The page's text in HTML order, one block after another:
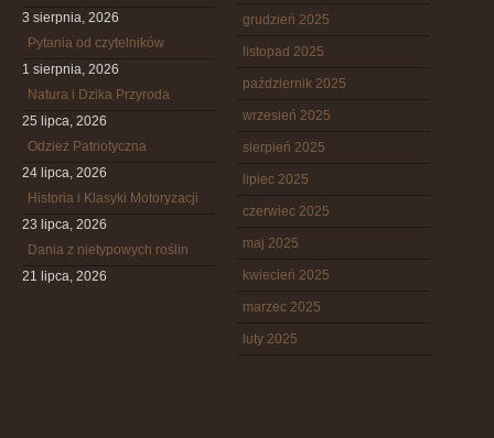
3 sierpnia, 2026
Pytania od czytelników
1 sierpnia, 2026
Natura i Dzika Przyroda
25 lipca, 2026
Odzież Patriotyczna
24 lipca, 2026
Historia i Klasyki Motoryzacji
23 lipca, 2026
Dania z nietypowych roślin
21 lipca, 2026
grudzień 2025
listopad 2025
październik 2025
wrzesień 2025
sierpień 2025
lipiec 2025
czerwiec 2025
maj 2025
kwiecień 2025
marzec 2025
luty 2025